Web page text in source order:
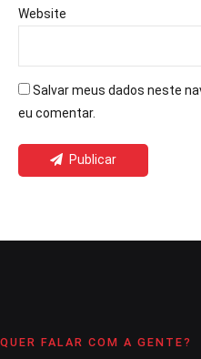
Website
Salvar meus dados neste
eu comentar.
Publicar
QUER FALAR COM A GENTE?